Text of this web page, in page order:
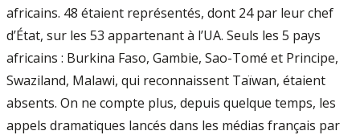
africains. 48 étaient représentés, dont 24 par leur chef
d’État, sur les 53 appartenant à l’UA. Seuls les 5 pays
africains : Burkina Faso, Gambie, Sao-Tomé et Principe,
Swaziland, Malawi, qui reconnaissent Taïwan, étaient
absents. On ne compte plus, depuis quelque temps, les
appels dramatiques lancés dans les médias français par